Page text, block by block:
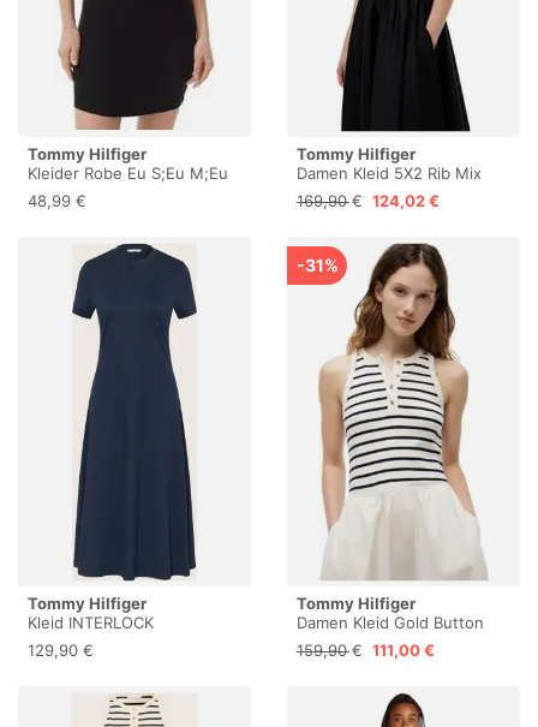
Tommy Hilfiger
Kleider Robe Eu S;Eu M;Eu
Xs Female
48,99 €
Tommy Hilfiger
Damen Kleid 5X2 Rib Mix
Media Midi-Länge, Schwarz
(Black), XS
169,90 € 124,02 €
Tommy Hilfiger
Kleid INTERLOCK
129,90 €
-31%
Tommy Hilfiger
Damen Kleid Gold Button
Poplin Mix Midi-Länge,
Mehrfarbig (Breton STP
159,90 € 111,00 €